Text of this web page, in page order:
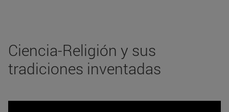
Ciencia-Religión y sus
tradiciones inventadas